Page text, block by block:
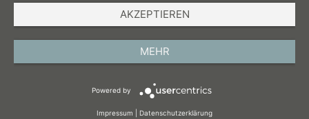
AKZEPTIEREN
MEHR
Powered by
Impressum Datenschutzerklärung